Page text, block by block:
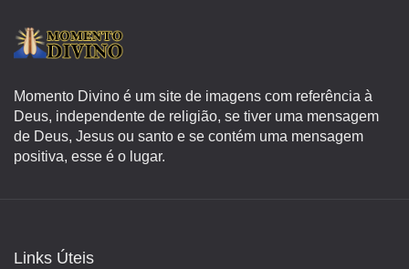
Momento Divino é um site de imagens com referência à
Deus, independente de religião, se tiver uma mensagem
de Deus, Jesus ou santo e se contém uma mensagem
positiva, esse é o lugar.
Links Úteis